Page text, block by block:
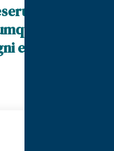
et quia
eos vitae